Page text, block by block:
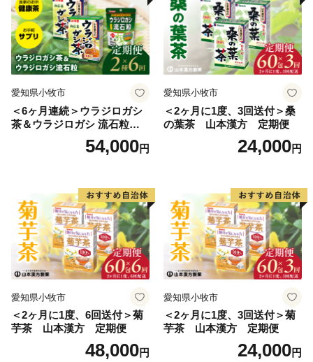
手厚く配置。
その他にも、自然体験活動など特色ある教育に取り組ん
でいます。
愛知県小牧市
＜6ヶ月連続＞ウラジロガシ
茶＆ウラジロガシ 流石粒
山本漢方 定期便54,000円
愛知県小牧市
＜2ヶ月に1度、3回送付＞桑
の葉茶 山本漢方 定期便
24,000円
愛知県小牧市
＜2ヶ月に1度、6回送付＞菊
芋茶 山本漢方 定期便
48,000円
愛知県小牧市
＜2ヶ月に1度、3回送付＞菊
芋茶 山本漢方 定期便
24,000円